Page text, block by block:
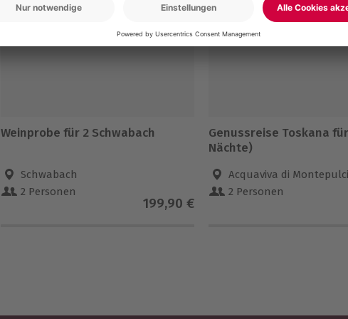
Weinprobe für 2 Schwabach
Schwabach
2 Personen
199,90 €
-15% CLUB DEAL
Genussreise Toskana
Nächte)
Acquaviva di
2 Personen